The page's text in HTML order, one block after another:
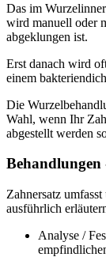
Das im
wird manuell oder
abgeklungen ist.
Erst danach wird
einem
Die
Wahl, wenn Ihr
abgestellt werden
Behandlungen
Zahnersatz
ausführlich
Analyse /